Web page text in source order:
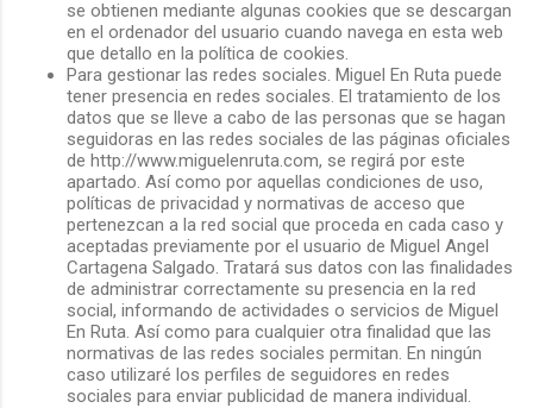
se obtienen mediante algunas cookies que se descargan
en el ordenador del usuario cuando navega en esta web
que detallo en la política de cookies.
Para gestionar las redes sociales. Miguel En Ruta puede
tener presencia en redes sociales. El tratamiento de los
datos que se lleve a cabo de las personas que se hagan
seguidoras en las redes sociales de las páginas oficiales
de http://www.miguelenruta.com, se regirá por este
apartado. Así como por aquellas condiciones de uso,
políticas de privacidad y normativas de acceso que
pertenezcan a la red social que proceda en cada caso y
aceptadas previamente por el usuario de Miguel Angel
Cartagena Salgado. Tratará sus datos con las finalidades
de administrar correctamente su presencia en la red
social, informando de actividades o servicios de Miguel
En Ruta. Así como para cualquier otra finalidad que las
normativas de las redes sociales permitan. En ningún
caso utilizaré los perfiles de seguidores en redes
sociales para enviar publicidad de manera individual.